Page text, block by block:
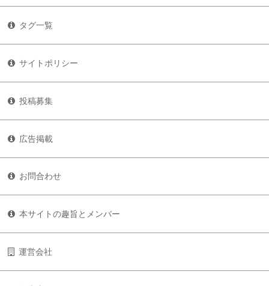
タグ一覧
サイトポリシー
投稿募集
広告掲載
お問合わせ
本サイトの趣旨とメンバー
運営会社